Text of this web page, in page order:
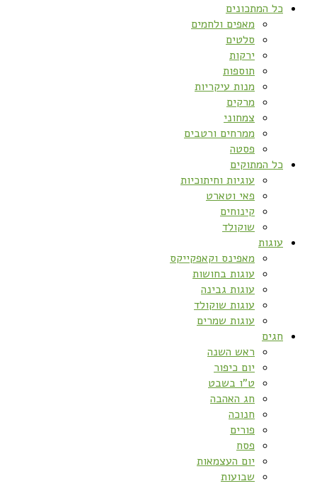
כל המתכונים
מאפים ולחמים
סלטים
ירקות
תוספות
מנות עיקריות
מרקים
צמחוני
ממרחים ורטבים
פסטה
כל המתוקים
עוגיות וחיתוכיות
פאי וטארט
קינוחים
שוקולד
עוגות
מאפינס וקאפקייקס
עוגות בחושות
עוגות גבינה
עוגות שוקולד
עוגות שמרים
חגים
ראש השנה
יום כיפור
ט”ו בשבט
חג האהבה
חנוכה
פורים
פסח
יום העצמאות
שבועות